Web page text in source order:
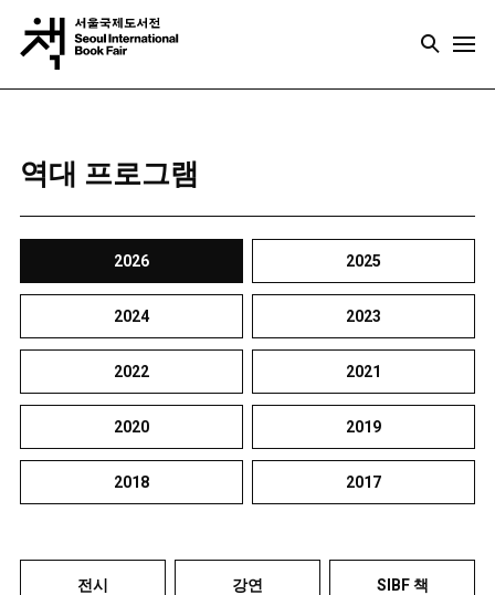
역대 프로그램
2026 2025
2024 2023
2022 2021
2020 2019
2018 2017
전시 강연 SIBF 책